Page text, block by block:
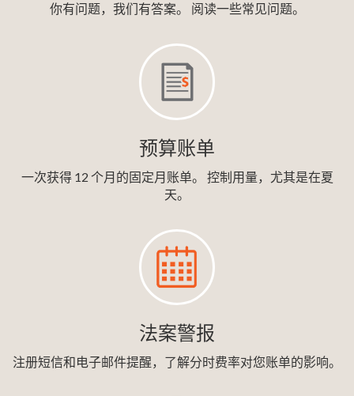
你有问题，我们有答案。 阅读一些常见问题。
预算账单
一次获得 12 个月的固定月账单。 控制用量，尤其是在夏
天。
法案警报
注册短信和电子邮件提醒，了解分时费率对您账单的影响。